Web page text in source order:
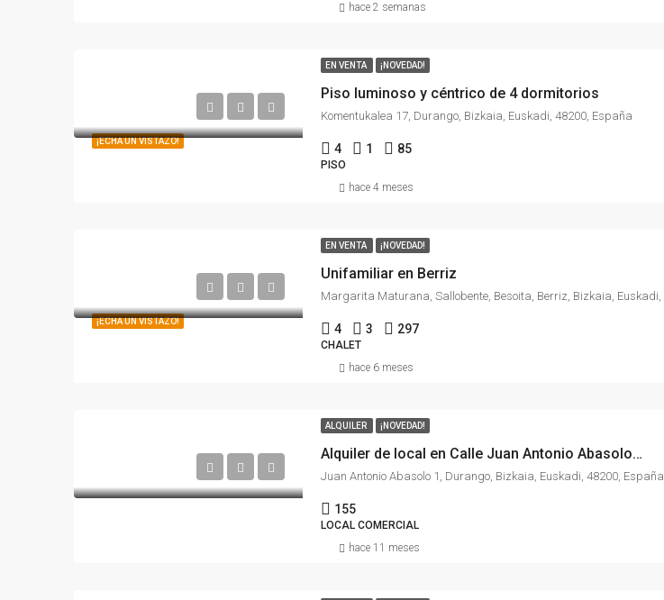
hace 2 semanas
¡ECHA UN VISTAZO!
EN VENTA ¡NOVEDAD!
Piso luminoso y céntrico de 4 dormitorios
Komentukalea 17, Durango, Bizkaia, Euskadi, 48200, España
4 1 85
PISO
hace 4 meses
¡ECHA UN VISTAZO!
EN VENTA ¡NOVEDAD!
Unifamiliar en Berriz
4 3 297
CHALET
hace 6 meses
ALQUILER ¡NOVEDAD!
Alquiler de local en Calle Juan Antonio Abasolo, 1
Juan Antonio Abasolo 1, Durango, Bizkaia, Euskadi, 48200, España
155
LOCAL COMERCIAL
hace 11 meses